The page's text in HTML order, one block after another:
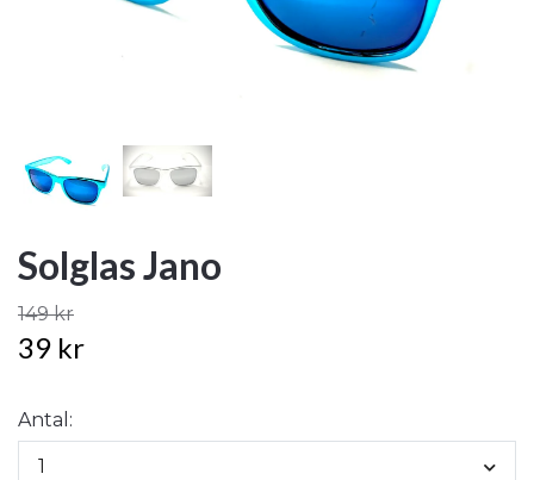
Solglas Jano
149 kr
39 kr
Antal:
1